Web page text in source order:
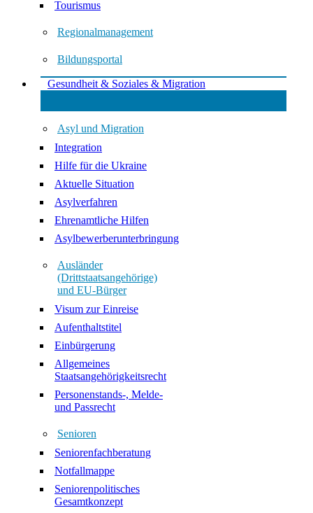
Tourismus
Regionalmanagement
Bildungsportal
Gesundheit & Soziales & Migration
Asyl und Migration
Integration
Hilfe für die Ukraine
Aktuelle Situation
Asylverfahren
Ehrenamtliche Hilfen
Asylbewerberunterbringung
Ausländer
(Drittstaatsangehörige)
und EU-Bürger
Visum zur Einreise
Aufenthaltstitel
Einbürgerung
Allgemeines
Staatsangehörigkeitsrecht
Personenstands-, Melde-
und Passrecht
Senioren
Seniorenfachberatung
Notfallmappe
Seniorenpolitisches
Gesamtkonzept